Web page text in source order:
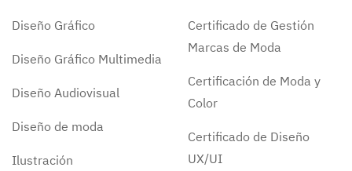
Diseño Gráfico
Diseño Gráfico Multimedia
Diseño Audiovisual
Diseño de moda
Ilustración
Certificado de Gestión
Marcas de Moda
Certificación de Moda y
Color
Certificado de Diseño
UX/UI